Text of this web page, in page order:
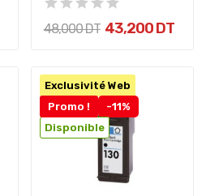
48,000 DT 43,200 DT
Exclusivité Web
Promo !
-11%
Disponible